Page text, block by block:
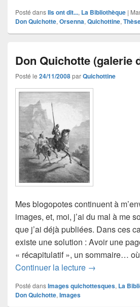
Posté dansIls ont dit..., La Bibliothèque |
Don Quichotte, Orsenna, Quichottine,
Don Quichotte (galerie
Posté le 24/11/2008parQuichottine
Mes blogopotes continuent à
images, et, moi, j’ai du mal à me
que j’ai déjà publiées. Dans ces
existe une solution : Avoir une
« récapitulatif », un sommaire…
Continuer la lecture Don Quichotte
→
Posté dansImages quichottesques, La
Don Quichotte, Images